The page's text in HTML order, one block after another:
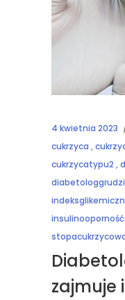
4 kwietnia 2023
cukrzyca ,
cukrzycatypu2 ,
insulinooporność
zajmuje